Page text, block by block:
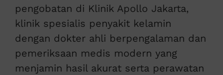
pengobatan di Klinik Apollo Jakarta,
klinik spesialis penyakit kelamin
dengan dokter ahli berpengalaman dan
pemeriksaan medis modern yang
menjamin hasil akurat serta perawatan